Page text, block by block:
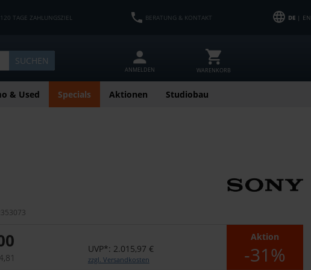
120 TAGE ZAHLUNGSZIEL BERATUNG & KONTAKT DE| EN
SUCHEN
ANMELDEN WARENKORB
& Used Specials Aktionen Studiobau
UVP*: 2.015,97 €
zzgl. Versandkosten
Aktion
-31%